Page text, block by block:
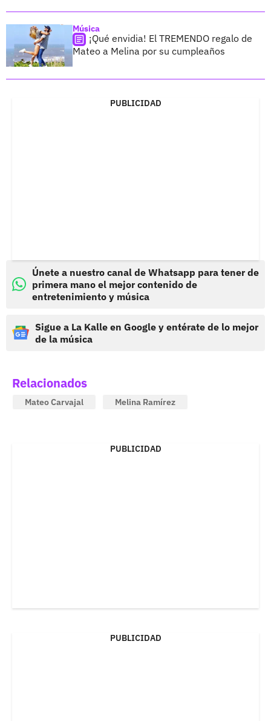
Música
¡Qué envidia! El TREMENDO regalo de
Mateo a Melina por su cumpleaños
PUBLICIDAD
Únete a nuestro canal de Whatsapp para tener de
primera mano el mejor contenido de
entretenimiento y música
Sigue a La Kalle en Google y entérate de lo mejor
de la música
Relacionados
Mateo Carvajal Melina Ramírez
PUBLICIDAD
PUBLICIDAD